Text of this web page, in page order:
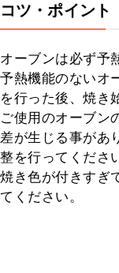
コツ・ポイント
オーブンは必ず予
予熱機能のないオ
を行った後、焼き
ご使用のオーブン
差が生じる事があ
整を行ってくださ
焼き色が付きすぎ
てください。